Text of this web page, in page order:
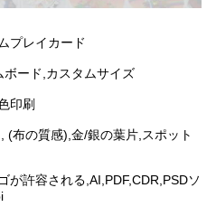
プレイカード
ード,カスタムサイズ
印刷
(布の質感),金/銀の葉片,スポット
が許容される,AI,PDF,CDR,PSDソ